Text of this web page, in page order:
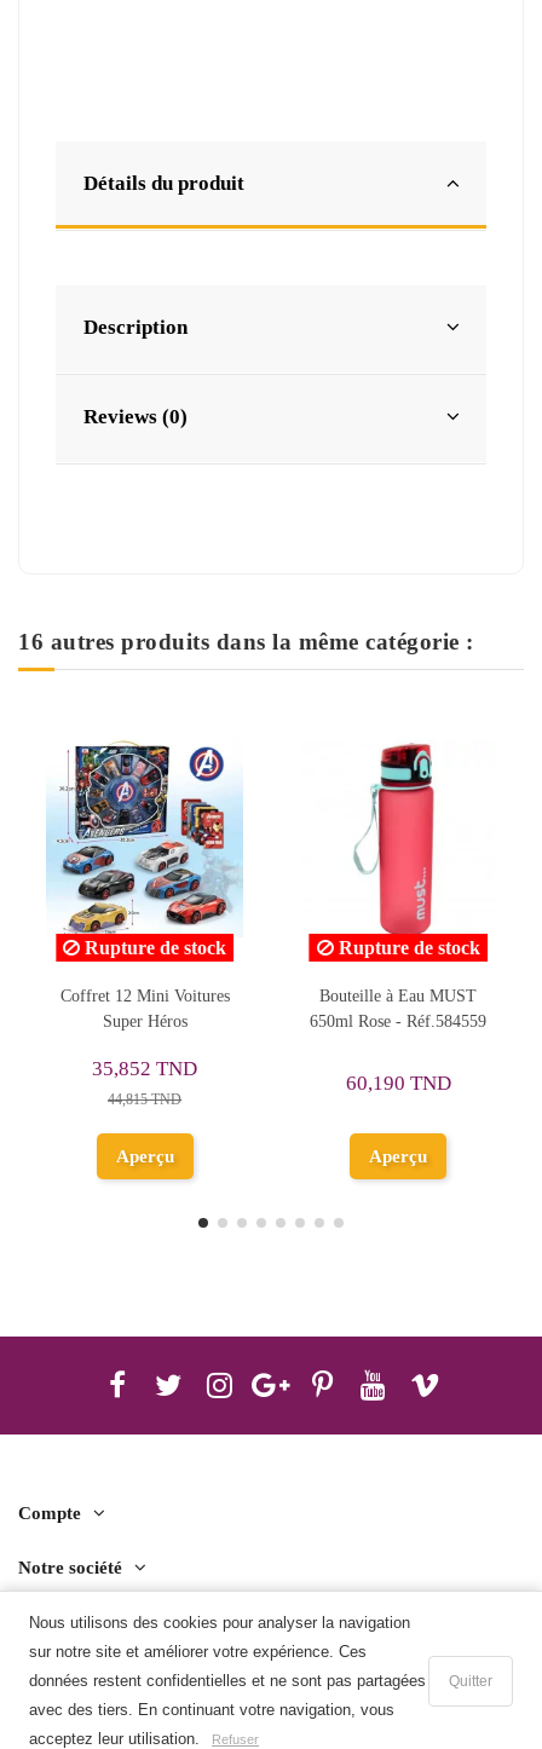
Nous utilisons des cookies pour analyser la navigation
sur notre site et améliorer votre expérience. Ces
données restent confidentielles et ne sont pas partagées
avec des tiers. En continuant votre navigation, vous
acceptez leur utilisation.
Refuser
Quitter
Ajouter au panier
Détails du produit
Description
Reviews (0)
16 autres produits dans la même catégorie :
de stock
Voitures
Rupture de stock
Bouteille à Eau MUST
650ml Rose - Réf.584559
Accessoire de
Compte
Notre société
Contact us
Télécharger l'application mobile